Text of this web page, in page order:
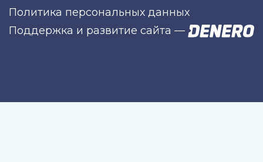
Политика персональных данных
Поддержка и развитие сайта —